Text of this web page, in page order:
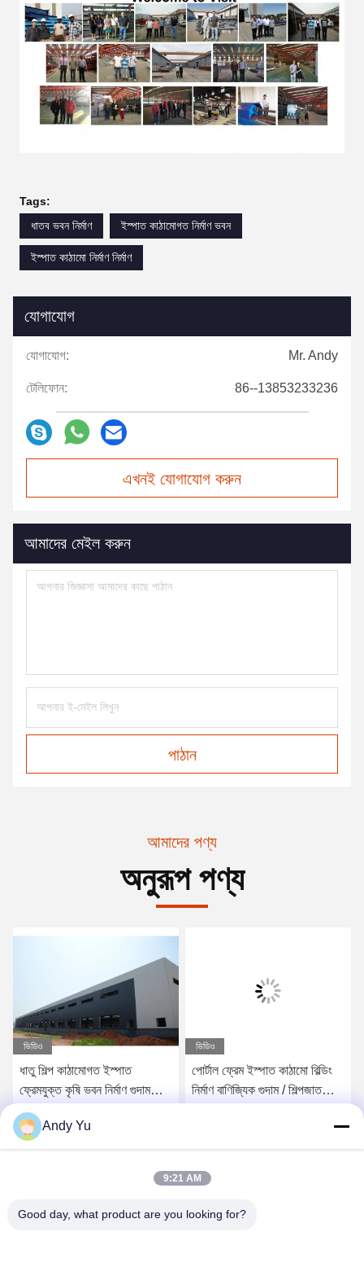
Tags:
ধাতব ভবন নির্মাণ
ইস্পাত কাঠামোগত নির্মাণ ভবন
ইস্পাত কাঠামো নির্মাণ নির্মাণ
যোগাযোগ
যোগাযোগ: Mr. Andy
টেলিফোন: 86--13853233236
এখনই যোগাযোগ করুন
আমাদের মেইল করুন
পাঠান
আমাদের পণ্য
অনুরূপ পণ্য
ভিডিও
ধাতু শিল্প কাঠামোগত ইস্পাত
ফ্রেমযুক্ত কৃষি ভবন নির্মাণ গুদাম
সঞ্চয়
সেরা দাম পান
ভিডিও
পোর্টাল ফ্রেম ইস্পাত কাঠামো বিল্ডিং
নির্মাণ বাণিজ্যিক গুদাম / শিল্পজাত
Andy Yu
9:21 AM
Good day, what product are you looking for?